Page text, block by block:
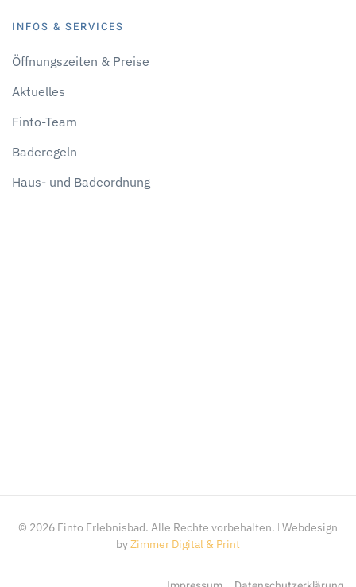
INFOS & SERVICES
Öffnungszeiten & Preise
Aktuelles
Finto-Team
Baderegeln
Haus- und Badeordnung
© 2026 Finto Erlebnisbad. Alle Rechte vorbehalten. ǀ Webdesign
byZimmer Digital & Print